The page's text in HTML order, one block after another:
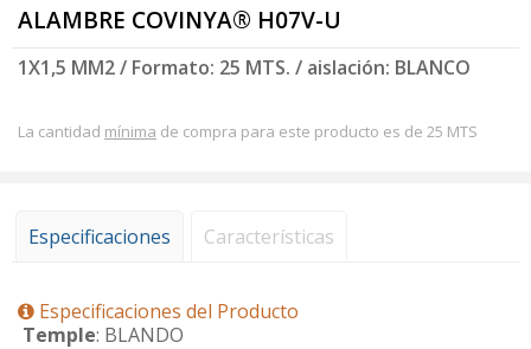
ALAMBRE COVINYA® H07V-U
1X1,5 MM2 / Formato: 25 MTS. / aislación: BLANCO
La cantidad mínima de compra para este producto es de 25 MTS
Especificaciones Características
Especificaciones del Producto
Temple: BLANDO